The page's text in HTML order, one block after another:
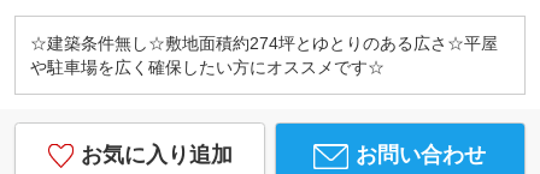
☆建築条件無し☆敷地面積約274坪とゆとりのある広さ☆平屋
や駐車場を広く確保したい方にオススメです☆
お気に入り追加 お問い合わせ